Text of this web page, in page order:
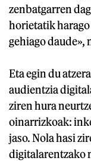
zenbatgarren
horietatik harago
gehiago daude»,
Eta egin du
audientzia
ziren hura
oinarrizkoak:
jaso. Nola hasi
digitalarentzako